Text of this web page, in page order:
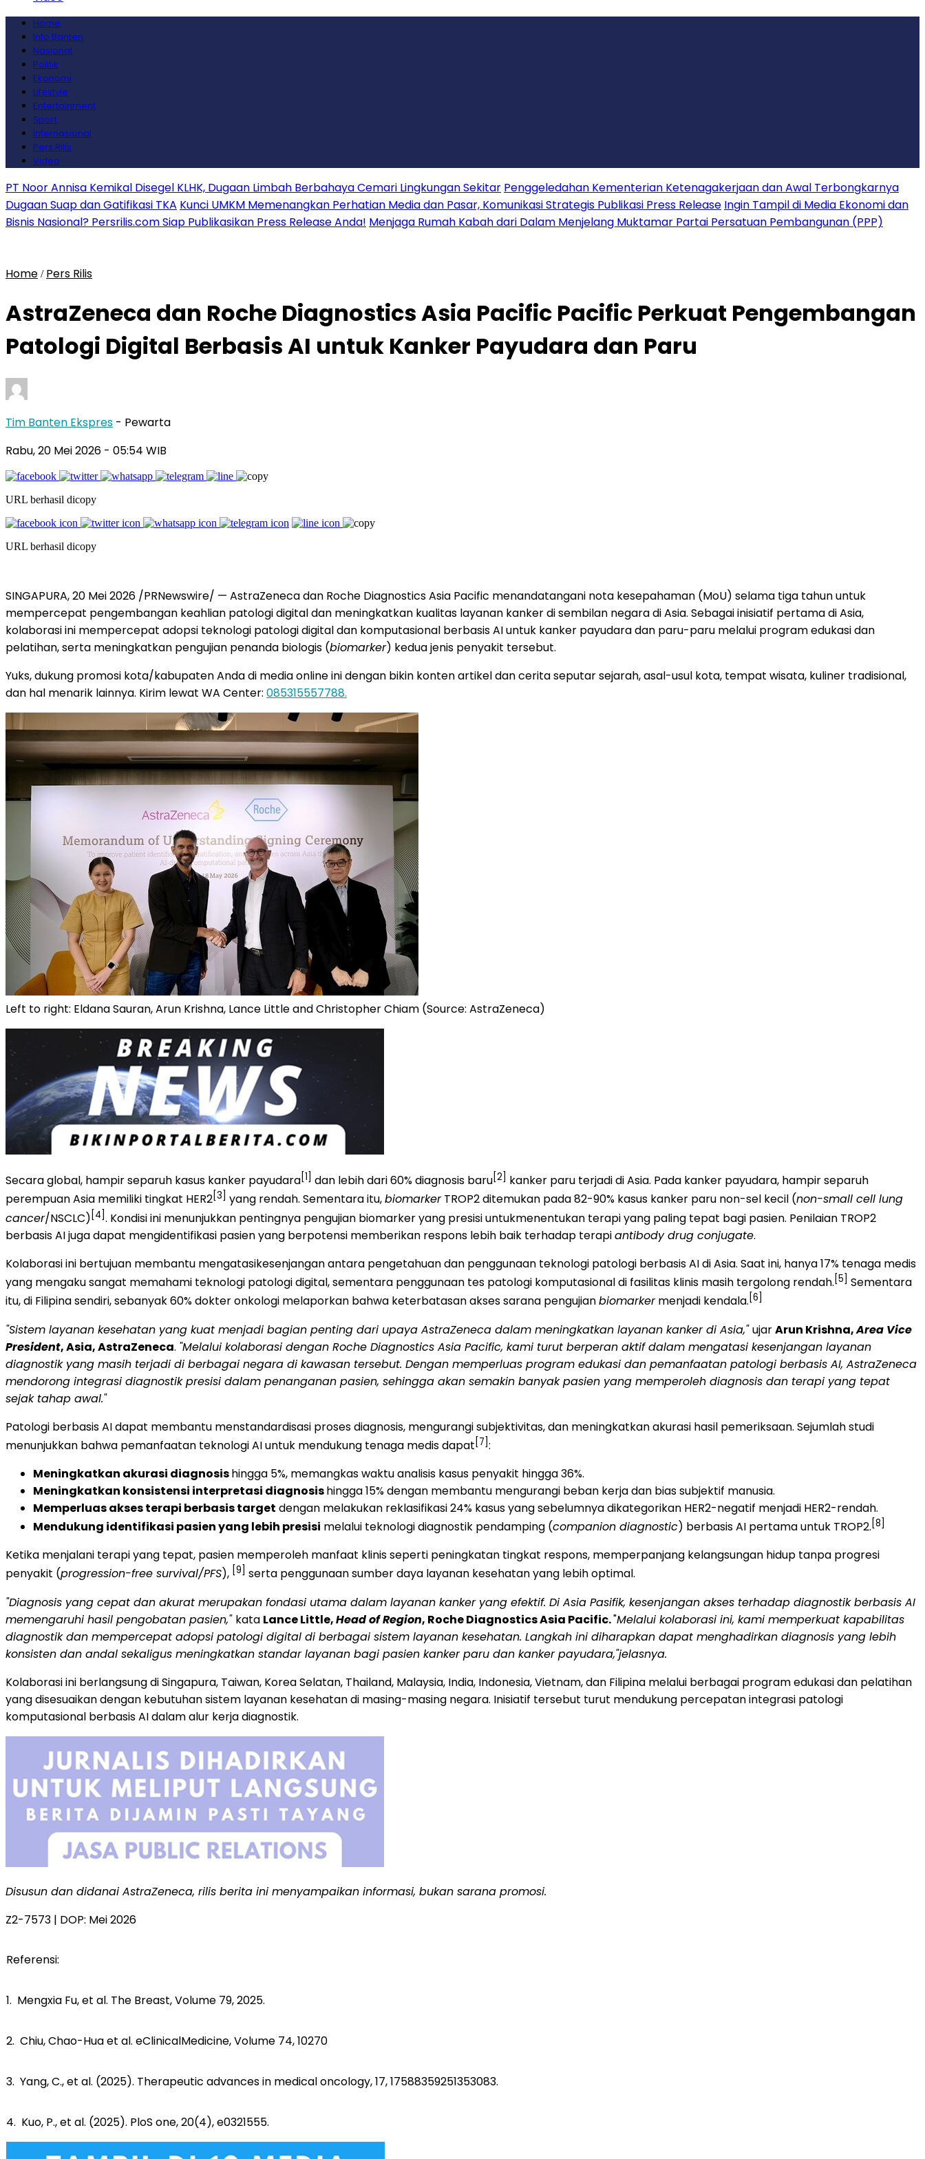
Home
Info Banten
Nasional
Politik
Ekonomi
Lifestyle
Entertainment
Sport
Internasional
Pers Rilis
Video
PT Noor Annisa Kemikal Disegel KLHK, Dugaan Limbah Berbahaya Cemari Lingkungan Sekitar Penggeledahan Kementerian Ketenagakerjaan dan Awal Terbongkarnya
Dugaan Suap dan Gatifikasi TKA Kunci UMKM Memenangkan Perhatian Media dan Pasar, Komunikasi Strategis Publikasi Press Release Ingin Tampil di Media Ekonomi dan
Bisnis Nasional? Persrilis.com Siap Publikasikan Press Release Anda! Menjaga Rumah Kabah dari Dalam Menjelang Muktamar Partai Persatuan Pembangunan (PPP)
Home / Pers Rilis
AstraZeneca dan Roche Diagnostics Asia Pacific Pacific Perkuat Pengembangan
Patologi Digital Berbasis AI untuk Kanker Payudara dan Paru
Tim Banten Ekspres - Pewarta
Rabu, 20 Mei 2026 - 05:54 WIB
URL berhasil dicopy
URL berhasil dicopy
SINGAPURA,20 Mei 2026 /PRNewswire/ — AstraZeneca dan Roche Diagnostics Asia Pacific menandatangani nota kesepahaman (MoU) selama tiga tahun untuk
mempercepat pengembangan keahlian patologi digital dan meningkatkan kualitas layanan kanker di sembilan negara di Asia. Sebagai inisiatif pertama di Asia,
kolaborasi ini mempercepat adopsi teknologi patologi digital dan komputasional berbasis AI untuk kanker payudara dan paru-paru melalui program edukasi dan
pelatihan, serta meningkatkan pengujian penanda biologis (biomarker) kedua jenis penyakit tersebut.
Yuks, dukung promosi kota/kabupaten Anda di media online ini dengan bikin konten artikel dan cerita seputar sejarah, asal-usul kota, tempat wisata, kuliner tradisional,
dan hal menarik lainnya. Kirim lewat WA Center: 085315557788.
Left to right: Eldana Sauran, Arun Krishna, Lance Little and Christopher Chiam (Source: AstraZeneca)
Secara global, hampir separuh kasus kanker payudara[1] dan lebih dari 60% diagnosis baru[2] kanker paru terjadi di Asia. Pada kanker payudara, hampir separuh
perempuan Asia memiliki tingkat HER2 [3] yang rendah. Sementara itu,biomarkerTROP2 ditemukan pada 82-90% kasus kanker paru non-sel kecil (non-small cell lung
cancer/NSCLC) [4]. Kondisi ini menunjukkan pentingnya pengujian biomarker yang presisi untukmenentukan terapi yang paling tepat bagi pasien. Penilaian TROP2
berbasis AI juga dapat mengidentifikasi pasien yang berpotensi memberikan respons lebih baik terhadap terapiantibody drug conjugate.
Kolaborasi ini bertujuan membantu mengatasikesenjangan antara pengetahuan dan penggunaan teknologi patologi berbasis AI di Asia. Saat ini, hanya 17% tenaga medis
yang mengaku sangat memahami teknologi patologi digital, sementara penggunaan tes patologi komputasional di fasilitas klinis masih tergolong rendah. [5] Sementara
itu, di Filipina sendiri, sebanyak 60% dokter onkologi melaporkan bahwa keterbatasan akses sarana pengujianbiomarkermenjadi kendala. [6]
"Sistem layanan kesehatan yang kuat menjadi bagian penting dari upaya AstraZeneca dalam meningkatkan layanan kanker di Asia,"ujarArun Krishna,Area Vice
President, Asia, AstraZeneca. "Melalui kolaborasi dengan Roche Diagnostics Asia Pacific, kami turut berperan aktif dalam mengatasi kesenjangan layanan
diagnostik yang masih terjadi di berbagai negara di kawasan tersebut. Dengan memperluas program edukasi dan pemanfaatan patologi berbasis AI, AstraZeneca
mendorong integrasi diagnostik presisi dalam penanganan pasien, sehingga akan semakin banyak pasien yang memperoleh diagnosis dan terapi yang tepat
sejak tahap awal."
Patologi berbasis AI dapat membantu menstandardisasi proses diagnosis, mengurangi subjektivitas, dan meningkatkan akurasi hasil pemeriksaan. Sejumlah studi
menunjukkan bahwa pemanfaatan teknologi AI untuk mendukung tenaga medis dapat [7]:
Meningkatkan akurasi diagnosishingga 5%, memangkas waktu analisis kasus penyakit hingga 36%.
Meningkatkan konsistensi interpretasi diagnosishingga 15% dengan membantu mengurangi beban kerja dan bias subjektif manusia.
Memperluas akses terapi berbasis target dengan melakukan reklasifikasi 24% kasus yang sebelumnya dikategorikan HER2-negatif menjadi HER2-rendah.
Mendukung identifikasi pasien yang lebih presisi melalui teknologi diagnostik pendamping (companion diagnostic) berbasis AI pertama untuk TROP2. [8]
Ketika menjalani terapi yang tepat, pasien memperoleh manfaat klinis seperti peningkatan tingkat respons, memperpanjang kelangsungan hidup tanpa progresi
penyakit (progression-free survival/PFS), [9] serta penggunaan sumber daya layanan kesehatan yang lebih optimal.
"Diagnosis yang cepat dan akurat merupakan fondasi utama dalam layanan kanker yang efektif. Di Asia Pasifik, kesenjangan akses terhadap diagnostik berbasis AI
memengaruhi hasil pengobatan pasien," kata Lance Little,Head of Region, Roche Diagnostics Asia Pacific."Melalui kolaborasi ini, kami memperkuat kapabilitas
diagnostik dan mempercepat adopsi patologi digital di berbagai sistem layanan kesehatan. Langkah ini diharapkan dapat menghadirkan diagnosis yang lebih
konsisten dan andal sekaligus meningkatkan standar layanan bagi pasien kanker paru dan kanker payudara,"jelasnya.
Kolaborasi ini berlangsung di Singapura, Taiwan, Korea Selatan, Thailand, Malaysia, India, Indonesia, Vietnam, dan Filipina melalui berbagai program edukasi dan pelatihan
yang disesuaikan dengan kebutuhan sistem layanan kesehatan di masing-masing negara. Inisiatif tersebut turut mendukung percepatan integrasi patologi
komputasional berbasis AI dalam alur kerja diagnostik.
Disusun dan didanai AstraZeneca, rilis berita ini menyampaikan informasi, bukan sarana promosi.
Z2-7573 | DOP: Mei 2026
Referensi:
1. Mengxia Fu, et al. The Breast, Volume 79, 2025.
2. Chiu, Chao-Hua et al. eClinicalMedicine, Volume 74, 10270
3. Yang, C., et al. (2025). Therapeutic advances in medical oncology, 17, 17588359251353083.
4. Kuo, P., et al. (2025). PloS one, 20(4), e0321555.